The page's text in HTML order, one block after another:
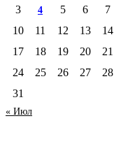
3
4 5 6 7
10
11 12 13 14
17
18 19 20 21
24
25 26 27 28
31
« Июл